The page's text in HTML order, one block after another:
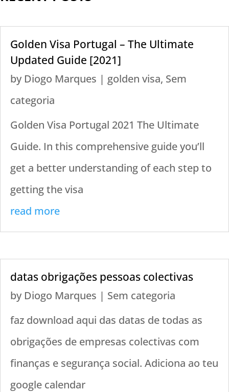
Golden Visa Portugal – The Ultimate
Updated Guide [2021]
by Diogo Marques | golden visa, Sem
categoria
Golden Visa Portugal 2021 The Ultimate
Guide. In this comprehensive guide you’ll
get a better understanding of each step to
getting the visa
read more
datas obrigações pessoas colectivas
by Diogo Marques | Sem categoria
faz download aqui das datas de todas as
obrigações de empresas colectivas com
finanças e segurança social. Adiciona ao teu
google calendar